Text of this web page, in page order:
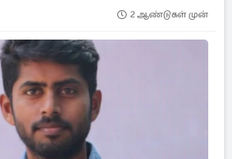
2 ஆண்டுகள் முன்